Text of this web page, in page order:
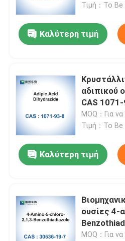
Τιμή：To
Καλύτερη τιμή
αδιπικού
CAS
MOQ：Για
Τιμή：To
Καλύτερη τιμή
ουσίες 4-
19-7
MOQ：Για